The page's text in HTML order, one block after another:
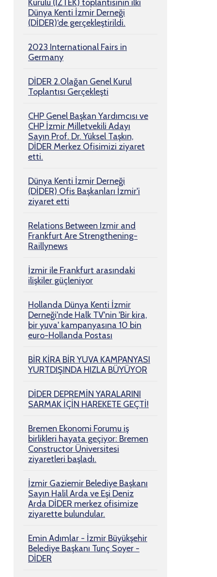
Kurulu (İZTEK) toplantısının ilki
Dünya Kenti İzmir Derneği
(DİDER)‘de gerçekleştirildi.
2023 International Fairs in
Germany
DİDER 2.Olağan Genel Kurul
Toplantısı Gerçekleşti
CHP Genel Başkan Yardımcısı ve
CHP İzmir Milletvekili Adayı
Sayın Prof. Dr. Yüksel Taşkın,
DİDER Merkez Ofisimizi ziyaret
etti.
Dünya Kenti İzmir Derneği
(DİDER) Ofis Başkanları İzmir'i
ziyaret etti
Relations Between Izmir and
Frankfurt Are Strengthening-
Raillynews
İzmir ile Frankfurt arasındaki
ilişkiler güçleniyor
Hollanda Dünya Kenti İzmir
Derneği'nde Halk TV'nin 'Bir kira,
bir yuva' kampanyasına 10 bin
euro-Hollanda Postası
BİR KİRA BİR YUVA KAMPANYASI
YURTDIŞINDA HIZLA BÜYÜYOR
DİDER DEPREMİN YARALARINI
SARMAK İÇİN HAREKETE GEÇTİ!
Bremen Ekonomi Forumu iş
birlikleri hayata geçiyor: Bremen
Constructor Üniversitesi
ziyaretleri başladı.
İzmir Gaziemir Belediye Başkanı
Sayın Halil Arda ve Eşi Deniz
Arda DİDER merkez ofisimize
ziyarette bulundular.
Emin Adımlar - İzmir Büyükşehir
Belediye Başkanı Tunç Soyer -
DİDER